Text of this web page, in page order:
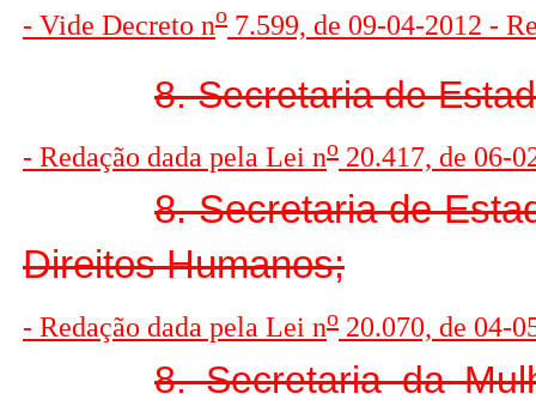
- Vide Decreto no 7.599, de 09-04-2012 -
8. Secretaria de
- Redação dada pela Lei no 20.417, de 06-
8. Secretaria de
Direitos Humanos;
- Redação dada pela Lei no 20.070, de 04-
8. Secretaria da